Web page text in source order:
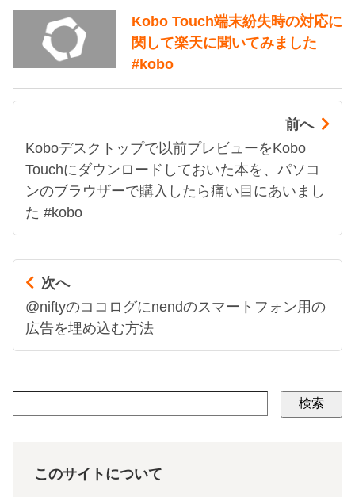
Kobo Touch端末紛失時の対応に
関して楽天に聞いてみました
#kobo
前へ
Koboデスクトップで以前プレビューをKobo
Touchにダウンロードしておいた本を、パソコ
ンのブラウザーで購入したら痛い目にあいまし
た #kobo
次へ
@niftyのココログにnendのスマートフォン用の
広告を埋め込む方法
検索
このサイトについて